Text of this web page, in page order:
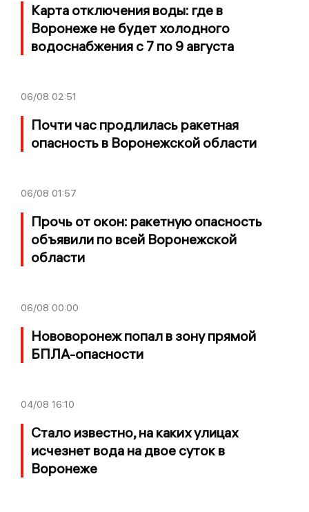
Карта отключения воды: где в
Воронеже не будет холодного
водоснабжения с 7 по 9 августа
06/08 02:51
Почти час продлилась ракетная
опасность в Воронежской области
06/08 01:57
Прочь от окон: ракетную опасность
объявили по всей Воронежской
области
06/08 00:00
Нововоронеж попал в зону прямой
БПЛА-опасности
04/08 16:10
Стало известно, на каких улицах
исчезнет вода на двое суток в
Воронеже